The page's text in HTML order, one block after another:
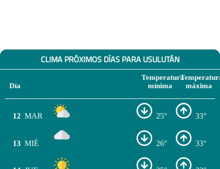
CLIMA PRÓXIMOS DÍAS PARA USULUTÁN
Día
Temperatura
mínima
máxima
12 MAR 25° 33°
13 MIÉ 26° 33°